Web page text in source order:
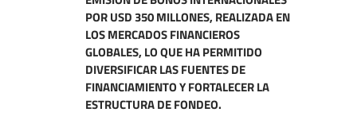
POR USD 350 MILLONES, REALIZADA EN
LOS MERCADOS FINANCIEROS
GLOBALES, LO QUE HA PERMITIDO
DIVERSIFICAR LAS FUENTES DE
FINANCIAMIENTO Y FORTALECER LA
ESTRUCTURA DE FONDEO.